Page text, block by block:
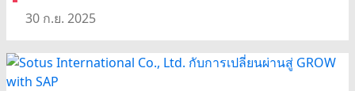
30 ก.ย. 2025